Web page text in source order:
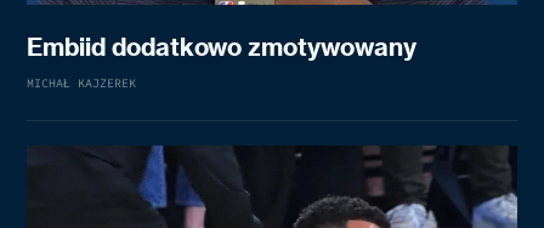
Embiid dodatkowo zmotywowany
MICHAŁ KAJZEREK